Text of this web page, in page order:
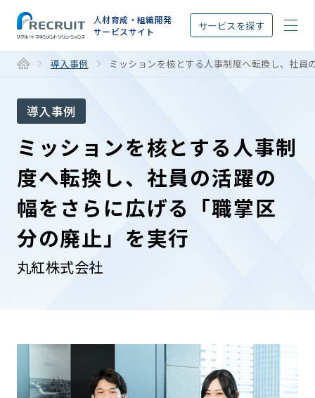
人材育成・組織開発
サービスサイト
サービスを探す
導入事例 ミッションを核とする人事制度へ転換し、社
導入事例
ミッションを核とする人事制
度へ転換し、社員の活躍の
幅をさらに広げる「職掌区
分の廃止」を実行
丸紅株式会社